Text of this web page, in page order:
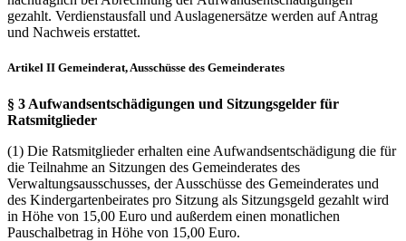
gezahlt. Verdienstausfall und Auslagenersätze werden auf Antrag
und Nachweis erstattet.
Artikel II Gemeinderat, Ausschüsse des Gemeinderates
§ 3 Aufwandsentschädigungen und Sitzungsgelder für
Ratsmitglieder
(1) Die Ratsmitglieder erhalten eine Aufwandsentschädigung die für
die Teilnahme an Sitzungen des Gemeinderates des
Verwaltungsausschusses, der Ausschüsse des Gemeinderates und
des Kindergartenbeirates pro Sitzung als Sitzungsgeld gezahlt wird
in Höhe von 15,00 Euro und außerdem einen monatlichen
Pauschalbetrag in Höhe von 15,00 Euro.